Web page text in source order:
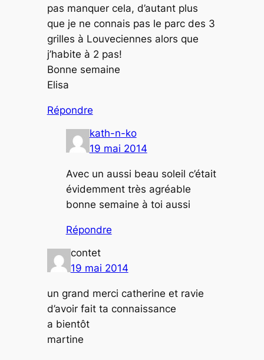
pas manquer cela, d’autant plus
que je ne connais pas le parc des 3
grilles à Louveciennes alors que
j’habite à 2 pas!
Bonne semaine
Elisa
Répondre
kath-n-ko
19 mai 2014
Avec un aussi beau soleil c’était
évidemment très agréable
bonne semaine à toi aussi
Répondre
contet
19 mai 2014
un grand merci catherine et ravie
d’avoir fait ta connaissance
a bientôt
martine